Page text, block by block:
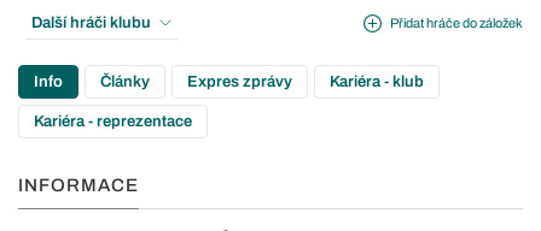
Přidat hráče do záložek
Další hráči klubu
Info Články Expres zprávy Kariéra - klub
Kariéra - reprezentace
INFORMACE